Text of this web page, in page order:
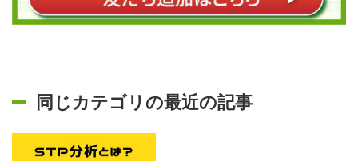
同じカテゴリの最近の記事